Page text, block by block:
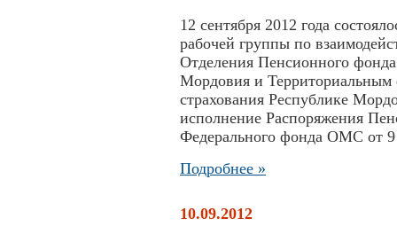
12 сентября 2012 года
рабочей группы по
Отделения Пенсионного
Мордовия и Территориальным
страхования Республике
исполнение Распоряжения
Федерального фонда ОМС от 9
Подробнее »
10.09.2012